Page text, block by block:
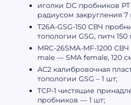
иголки DC пробников
радиусом закругления 7
T26A-GSG-150 СВЧ
топологии GSG, питч
MRC-26SMA-MF-1200
male — SMA female, 120
АС2 калибровочная
топологии GSG – 1 шт;
TCP-1 чистящие
пробников — 1 шт;